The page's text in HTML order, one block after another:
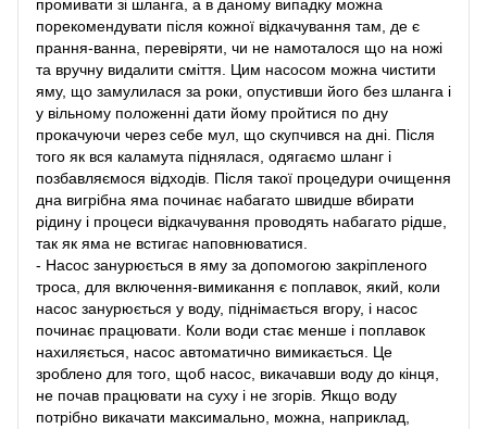
промивати зі шланга, а в даному випадку можна
порекомендувати після кожної відкачування там, де є
прання-ванна, перевіряти, чи не намоталося що на ножі
та вручну видалити сміття. Цим насосом можна чистити
яму, що замулилася за роки, опустивши його без шланга і
у вільному положенні дати йому пройтися по дну
прокачуючи через себе мул, що скупчився на дні. Після
того як вся каламута піднялася, одягаємо шланг і
позбавляємося відходів. Після такої процедури очищення
дна вигрібна яма починає набагато швидше вбирати
рідину і процеси відкачування проводять набагато рідше,
так як яма не встигає наповнюватися.
- Насос занурюється в яму за допомогою закріпленого
троса, для включення-вимикання є поплавок, який, коли
насос занурюється у воду, піднімається вгору, і насос
починає працювати. Коли води стає менше і поплавок
нахиляється, насос автоматично вимикається. Це
зроблено для того, щоб насос, викачавши воду до кінця,
не почав працювати на суху і не згорів. Якщо воду
потрібно викачати максимально, можна, наприклад,